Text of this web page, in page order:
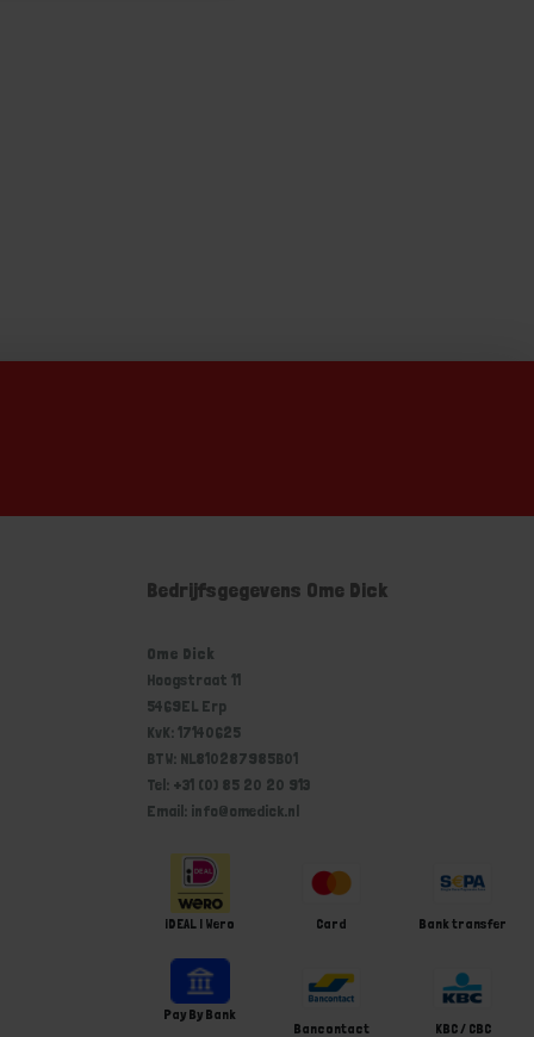
Bedrijfsgegevens Ome Dick
Ome Dick
Hoogstraat 11
5469EL Erp
KvK: 17140625
BTW: NL810287985B01
Tel: +31 (0) 85 20 20 913
Email: info@omedick.nl
iDEAL | Wero Card Bank transfer
Pay By Bank
Bancontact
KBC / CBC